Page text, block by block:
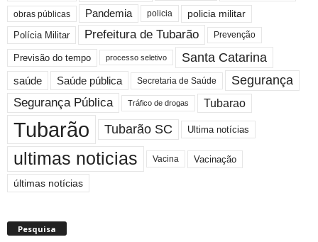
obras públicas Pandemia policia
policia militar
Polícia Militar
Prefeitura de Tubarão Prevenção
Previsão do tempo processo seletivo Santa Catarina
saúde Saúde pública Secretaria de Saúde Segurança
Segurança Pública Tráfico de drogas Tubarao
Tubarão Tubarão SC Ultima notícias
ultimas noticias Vacina Vacinação
últimas notícias
Pesquisa